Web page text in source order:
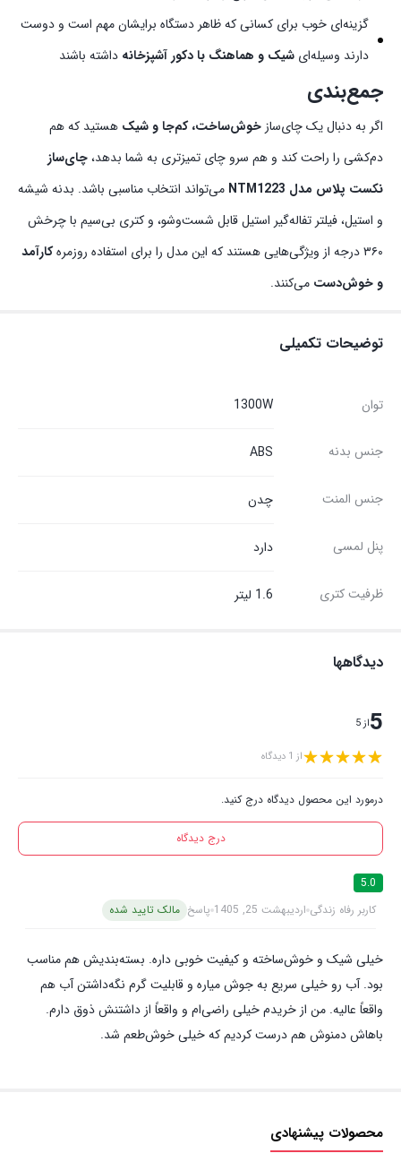
گزینه‌ای خوب برای کسانی که ظاهر دستگاه برایشان مهم است و دوست
دارند وسیله‌ای شیک و هماهنگ با دکور آشپزخانه داشته باشند
جمع‌بندی
اگر به دنبال یک چای‌ساز خوش‌ساخت، کم‌جا و شیک هستید که هم
دم‌کشی را راحت کند و هم سرو چای تمیزتری به شما بدهد،چای‌ساز
نکست پلاس مدل NTM1223
می‌تواند انتخاب مناسبی باشد. بدنه شیشه
و استیل، فیلتر تفاله‌گیر استیل قابل شست‌وشو، و کتری بی‌سیم با چرخش
۳۶۰ درجه از ویژگی‌هایی هستند که این مدل را برای استفاده روزمره
کارآمد
و خوش‌دست می‌کنند.
توضیحات تکمیلی
توان 1300W
جنس بدنه ABS
جنس المنت چدن
پنل لمسی دارد
ظرفیت کتری 1.6 لیتر
دیدگاهها
5از 5
از 1 دیدگاه
درمورد این محصول دیدگاه درج کنید.
درج دیدگاه
5.0
کاربر رفاه زندگی اردیبهشت 25, 1405 پاسخ مالک تایید شده
خیلی شیک و خوش‌ساخته و کیفیت خوبی داره. بسته‌بندیش هم مناسب
بود. آب رو خیلی سریع به جوش میاره و قابلیت گرم نگه‌داشتن آب هم
واقعاً عالیه. من از خریدم خیلی راضی‌ام و واقعاً از داشتنش ذوق دارم.
باهاش دمنوش هم درست کردیم که خیلی خوش‌طعم شد.
محصولات پیشنهادی